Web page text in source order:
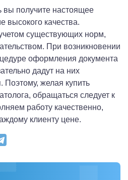
вы получите настоящее
высокого качества.
существующих норм,
При возникновении
оформления документа
дадут на них
желая купить
обращаться следует к
работу качественно,
клиенту цене.